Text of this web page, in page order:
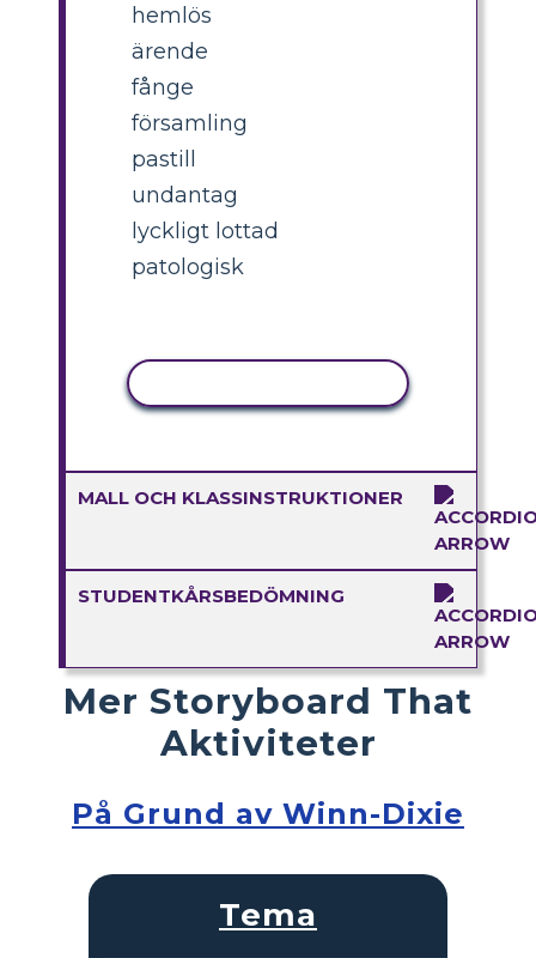
hemlös
ärende
fånge
församling
pastill
undantag
lyckligt lottad
patologisk
MALL OCH KLASSINSTRUKTIONER
STUDENTKÅRSBEDÖMNING
Mer Storyboard That
Aktiviteter
På Grund av Winn-Dixie
Tema